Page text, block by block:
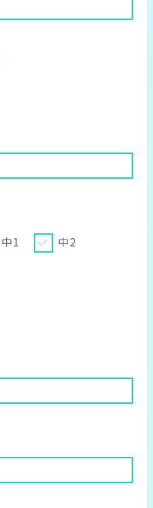
中1
中2